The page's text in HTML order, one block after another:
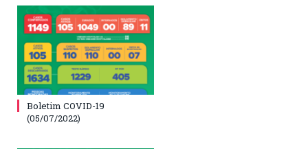
Boletim COVID-19
(05/07/2022)